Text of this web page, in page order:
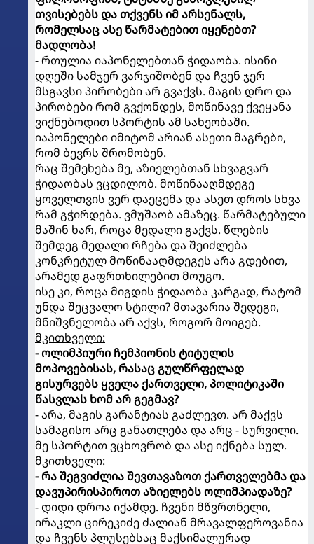
თვისებებს და თქვენს იმ არსენალს,
რომელსაც ასე წარმატებით იყენებთ?
მადლობა!
- რთულია იაპონელებთან ჭიდაობა. ისინი
დღეში სამჯერ ვარჯიშობენ და ჩვენ ჯერ
მსგავსი პირობები არ გვაქვს. მაგის დრო და
პირობები რომ გვქონდეს, მოწინავე ქვეყანა
ვიქნებოდით სპორტის ამ სახეობაში.
იაპონელები იმიტომ არიან ასეთი მაგრები,
რომ ბევრს შრომობენ.
რაც შემეხება მე, აზიელებთან სხვაგვარ
ჭიდაობას ვცდილობ. მოწინააღმდეგე
ყოველთვის ვერ დაეცემა და ასეთ დროს სხვა
რამ გჭირდება. ვმუშაობ ამაზეც. წარმატებული
მაშინ ხარ, როცა მედალი გაქვს. წლების
შემდეგ მედალი რჩება და შეიძლება
კონკრეტულ მოწინააღმდეგეს არა გდებით,
არამედ გაფრთხილებით მოუგო.
ისე კი, როცა მიგდის ჭიდაობა კარგად, რატომ
უნდა შეცვალო სტილი? მთავარია შედეგი,
მნიშვნელობა არ აქვს, როგორ მოიგებ.
მკითხველი:
- ოლიმპიური ჩემპიონის ტიტულის
მოპოვებისას, რასაც გულწრფელად
გისურვებს ყველა ქართველი, პოლიტიკაში
წასვლას ხომ არ გეგმავ?
- არა, მაგის გარანტიას გაძლევთ. არ მაქვს
სამაგისო არც განათლება და არც - სურვილი.
მე სპორტით ვცხოვრობ და ასე იქნება სულ.
მკითხველი:
- რა შეგვიძლია შევთავაზოთ ქართველებმა და
დავუპირისპიროთ აზიელებს ოლიმპიადაზე?
- დიდი დროა იქამდე. ჩვენი მწვრთნელი,
ირაკლი ცირეკიძე ძალიან მრავალფეროვანია
და ჩვენს პლუსებსაც მაქსიმალურად